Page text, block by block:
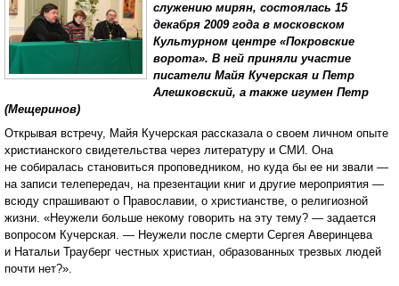
служению мирян, состоялась 15
декабря 2009 года в московском
Культурном центре «Покровские
ворота». В ней приняли участие
писатели Майя Кучерская и Петр
Алешковский, а также игумен Петр
(Мещеринов)
Открывая встречу, Майя Кучерская рассказала о своем личном опыте
христианского свидетельства через литературу и СМИ. Она
не собиралась становиться проповедником, но куда бы ее ни звали —
на записи телепередач, на презентации книг и другие мероприятия —
всюду спрашивают о Православии, о христианстве, о религиозной
жизни. «Неужели больше некому говорить на эту тему? — задается
вопросом Кучерская. — Неужели после смерти Сергея Аверинцева
и Натальи Трауберг честных христиан, образованных трезвых людей
почти нет?».